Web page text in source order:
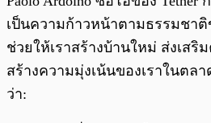
เป็นความก้าวหน้าตามธรรมชาติ
ช่วยให้เราสร้างบ้านใหม่ ส่งเสริ
สร้างความมุ่งเน้นของเราในตล
ว่า: